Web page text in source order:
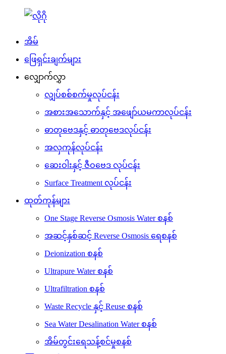
အိမ်
ဖြေရှင်းချက်များ
လျှောက်လွှာ
လျှပ်စစ်စက်မှုလုပ်ငန်း
အစားအသောက်နှင့် အဖျော်ယမကာလုပ်ငန်း
ဓာတုဗေဒနှင့် ဓာတုဗေဒလုပ်ငန်း
အလှကုန်လုပ်ငန်း
ဆေးဝါးနှင့် ဇီဝဗေဒ လုပ်ငန်း
Surface Treatment လုပ်ငန်း
ထုတ်ကုန်များ
One Stage Reverse Osmosis Water စနစ်
အဆင့်နှစ်ဆင့် Reverse Osmosis ရေစနစ်
Deionization စနစ်
Ultrapure Water စနစ်
Ultrafiltration စနစ်
Waste Recycle နှင့် Reuse စနစ်
Sea Water Desalination Water စနစ်
အိမ်တွင်းရေသန့်စင်မှုစနစ်